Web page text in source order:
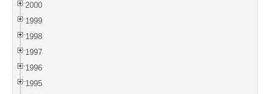
2000
1999
1998
1997
1996
1995